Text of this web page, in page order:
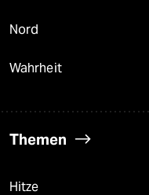
Nord
Wahrheit
Themen
Hitze